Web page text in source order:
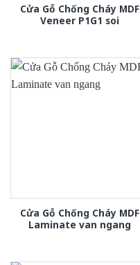
Cửa Gỗ Chống Cháy MDF
Veneer P1G1 soi
Cửa Gỗ Chống Cháy MDF
Laminate van ngang